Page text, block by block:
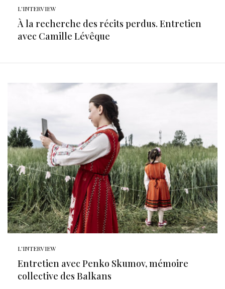
L'INTERVIEW
À la recherche des récits perdus. Entretien
avec Camille Lévêque
L'INTERVIEW
Entretien avec Penko Skumov, mémoire
collective des Balkans